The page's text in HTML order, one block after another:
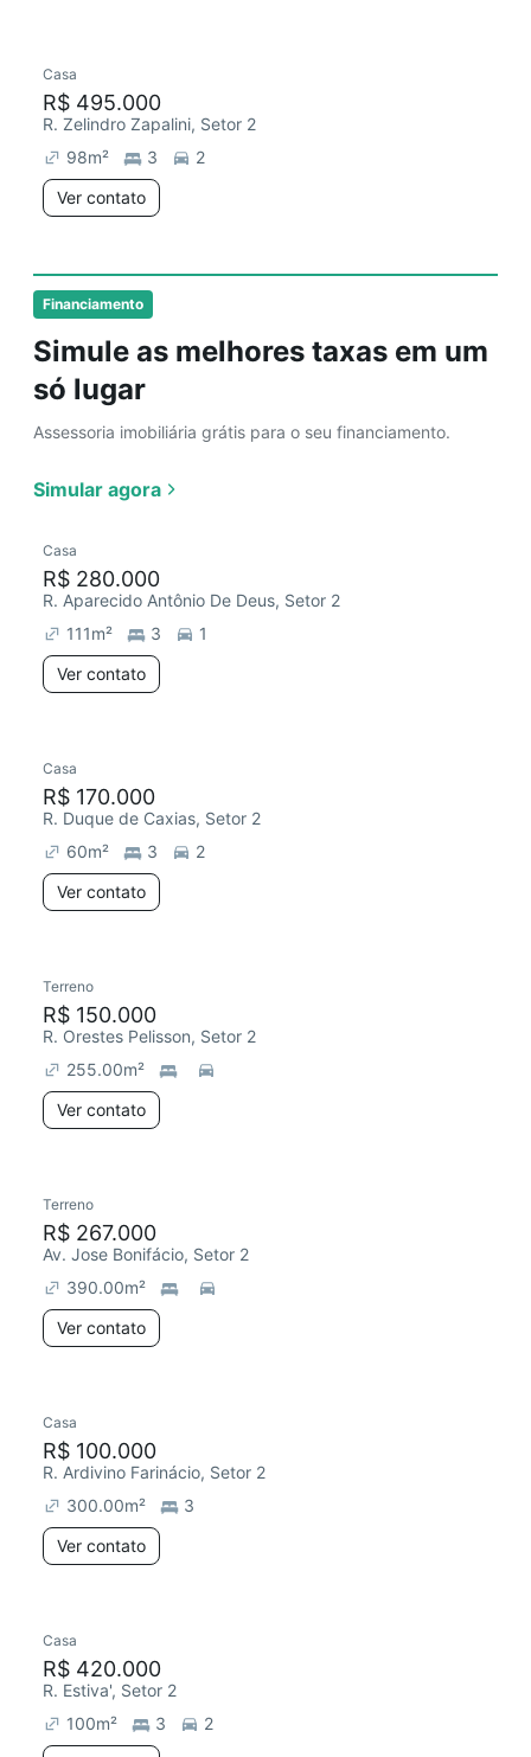
Financiamento
Simule as melhores taxas em um
só lugar
Assessoria imobiliária grátis para o seu financiamento.
Simular agora
Casa
R$ 495.000
R. Zelindro Zapalini, Setor 2
98m² 3
2
Ver contato
Casa
R$ 280.000
R. Aparecido Antônio De Deus, Setor 2
111m² 3
1
Ver contato
Casa
R$ 170.000
R. Duque de Caxias, Setor 2
60m² 3
2
Ver contato
Terreno
R$ 150.000
R. Orestes Pelisson, Setor 2
255.00m²
Ver contato
Terreno
R$ 267.000
Av. Jose Bonifácio, Setor 2
390.00m²
Ver contato
Casa
R$ 100.000
R. Ardivino Farinácio, Setor 2
300.00m²
3
Ver contato
Casa
R$ 420.000
R. Estiva', Setor 2
100m² 3
2